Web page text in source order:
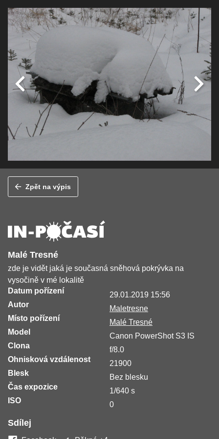
Zpět na výpis
Malé Tresné
zde je vidět jaká je současná sněhová pokrývka na
vysočině v mé lokalitě
Datum pořízení
29.01.2019 15:56
Autor
Maletresne
Místo pořízení
Malé Tresné
Model
Canon PowerShot S3 IS
Clona
f/8.0
Ohnisková vzdálenost
21900
Blesk
Bez blesku
Čas expozice
1/640 s
ISO
0
Sdílej